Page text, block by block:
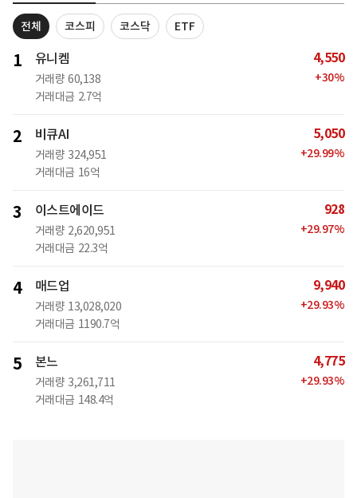
전체 코스피 코스닥 ETF
1 유니켐
거래량 60,138
거래대금 2.7억
4,550
+30%
2 비큐AI
거래량 324,951
거래대금 16억
5,050
+29.99%
3 이스트에이드
거래량 2,620,951
거래대금 22.3억
928
+29.97%
4 매드업
거래량 13,028,020
거래대금 1190.7억
9,940
+29.93%
5 본느
거래량 3,261,711
거래대금 148.4억
4,775
+29.93%